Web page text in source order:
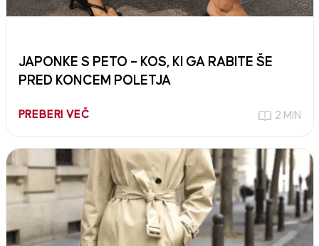
JAPONKE S PETO – KOS, KI GA RABITE ŠE
PRED KONCEM POLETJA
PREBERI VEČ 2 MIN